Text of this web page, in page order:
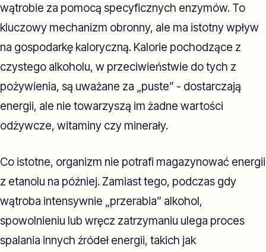
wątrobie za pomocą specyficznych enzymów. To
kluczowy mechanizm obronny, ale ma istotny wpływ
na gospodarkę kaloryczną. Kalorie pochodzące z
czystego alkoholu, w przeciwieństwie do tych z
pożywienia, są uważane za „puste” - dostarczają
energii, ale nie towarzyszą im żadne wartości
odżywcze, witaminy czy minerały.
Co istotne, organizm nie potrafi magazynować energii
z etanolu na później. Zamiast tego, podczas gdy
wątroba intensywnie „przerabia” alkohol,
spowolnieniu lub wręcz zatrzymaniu ulega proces
spalania innych źródeł energii, takich jak